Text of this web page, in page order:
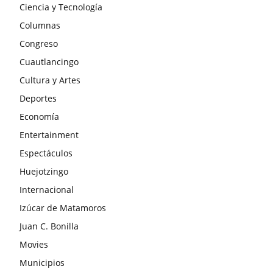
Ciencia y Tecnología
Columnas
Congreso
Cuautlancingo
Cultura y Artes
Deportes
Economía
Entertainment
Espectáculos
Huejotzingo
Internacional
Izúcar de Matamoros
Juan C. Bonilla
Movies
Municipios